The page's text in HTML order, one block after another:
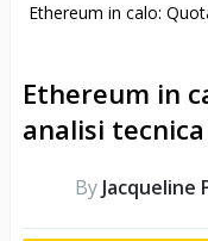
Ethereum in calo:
Ethereum in
analisi tecnica
By Jacqueline